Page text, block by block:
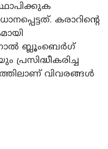
കരാറിന്റെ
ബ്ലൂംബെർഗ്
വിവരങ്ങൾ